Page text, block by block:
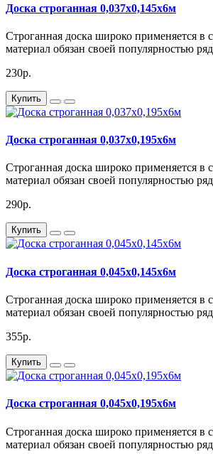
Доска строганная 0,037х0,145х6м
Строганная доска широко применяется в
материал обязан своей популярностью
230р.
Купить
Доска строганная 0,037х0,195х6м
Строганная доска широко применяется в
материал обязан своей популярностью
290р.
Купить
Доска строганная 0,045х0,145х6м
Строганная доска широко применяется в
материал обязан своей популярностью
355р.
Купить
Доска строганная 0,045х0,195х6м
Строганная доска широко применяется в
материал обязан своей популярностью